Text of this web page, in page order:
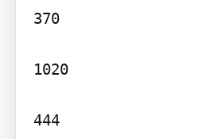
370
1020
444